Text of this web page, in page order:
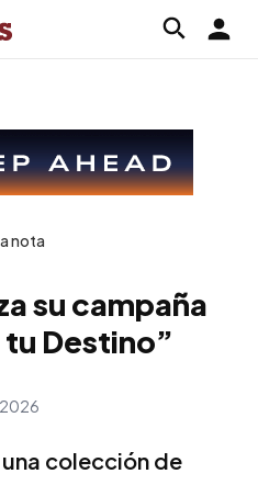
nota
su campaña
tu Destino”
colección de